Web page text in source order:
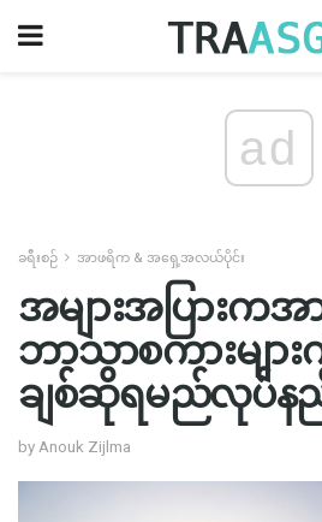
ad
ခရီးစဉ် အာဖရိက & အရှေ့အလယ်ပိုင်း
အများအပြားက
ဘာသာစကားမျာ
ချစ်ဆိုရမည်လုပ်န
by Anouk Zijlma